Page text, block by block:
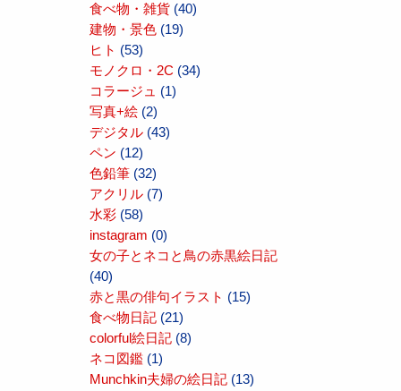
食べ物・雑貨(40)
建物・景色(19)
ヒト (53)
モノクロ・2C (34)
コラージュ (1)
写真+絵(2)
デジタル(43)
ペン (12)
色鉛筆(32)
アクリル(7)
水彩(58)
instagram (0)
女の子とネコと鳥の赤黒絵日記
(40)
赤と黒の俳句イラスト (15)
食べ物日記(21)
colorful絵日記(8)
ネコ図鑑(1)
Munchkin夫婦の絵日記(13)